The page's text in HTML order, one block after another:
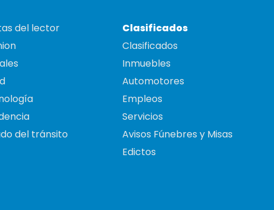
del lector
del tránsito
Clasificados
Clasificados
Inmuebles
Automotores
Empleos
Servicios
Avisos Fúnebres y Misas
Edictos